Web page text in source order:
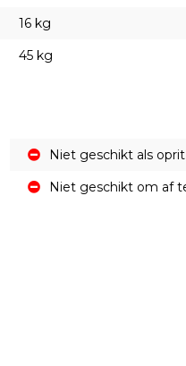
16 kg
45 kg
Niet geschikt als oprit
Niet geschikt om af